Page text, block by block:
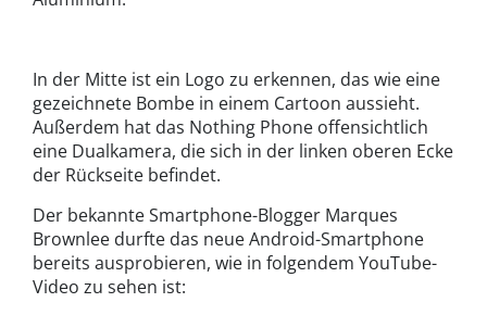
In der Mitte ist ein Logo zu erkennen, das wie eine
gezeichnete Bombe in einem Cartoon aussieht.
Außerdem hat das Nothing Phone offensichtlich
eine Dualkamera, die sich in der linken oberen Ecke
der Rückseite befindet.
Der bekannte Smartphone-Blogger Marques
Brownlee durfte das neue Android-Smartphone
bereits ausprobieren, wie in folgendem YouTube-
Video zu sehen ist: